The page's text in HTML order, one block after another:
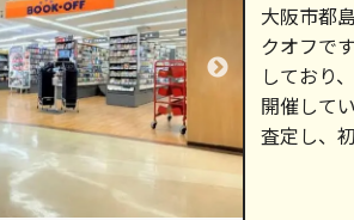
大阪市都
クオフで
しており
開催して
査定し、